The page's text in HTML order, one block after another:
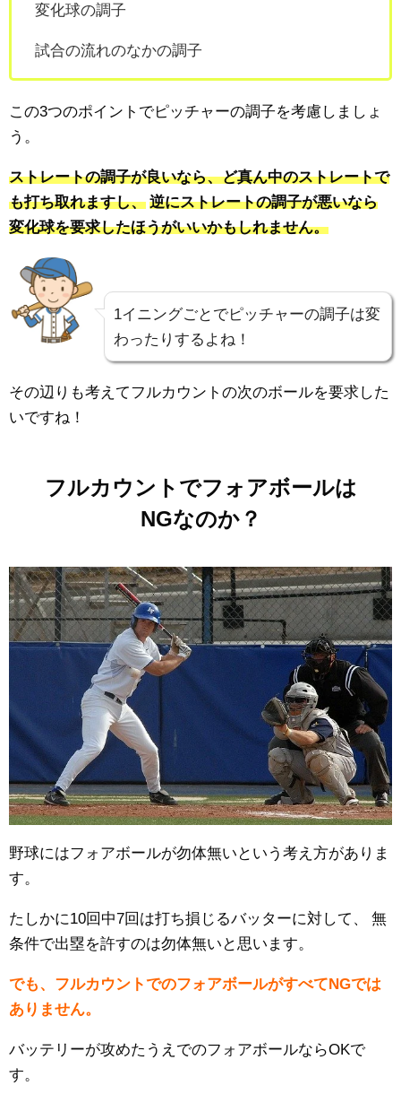
変化球の調子
試合の流れのなかの調子
この3つのポイントでピッチャーの調子を考慮しましょ
う。
ストレートの調子が良いなら、ど真ん中のストレートで
も打ち取れますし、 逆にストレートの調子が悪いなら
変化球を要求したほうがいいかもしれません。
1イニングごとでピッチャーの調子は変
わったりするよね！
その辺りも考えてフルカウントの次のボールを要求した
いですね！
フルカウントでフォアボールは
NGなのか？
野球にはフォアボールが勿体無いという考え方がありま
す。
たしかに10回中7回は打ち損じるバッターに対して、
無
条件で出塁を許すのは勿体無いと思います。
でも、フルカウントでのフォアボールがすべてNGでは
ありません。
バッテリーが攻めたうえでのフォアボールならOKで
す。